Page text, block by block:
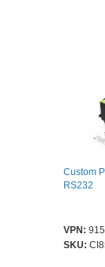
Custom
RS232
VPN:
SKU: